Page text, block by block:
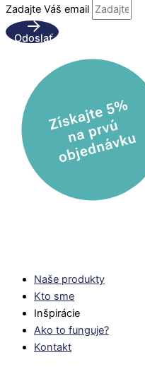
Zadajte Váš email
Odoslať
Naše produkty
Kto sme
Inšpirácie
Ako to funguje?
Kontakt